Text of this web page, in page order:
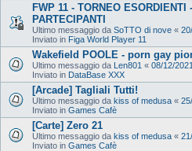
FWP 11 - TORNEO
PARTECIPANTI
Ultimo messaggio da SoTTO di nove «
Inviato in Figa World Player 11
Wakefield POOLE - porn gay
Ultimo messaggio da Len801 « 08/12/
Inviato in DataBase XXX
[Arcade] Tagliali Tutti!
Ultimo messaggio da kiss of medusa «
Inviato in Games Cafè
[Carte] Zero 21
Ultimo messaggio da kiss of medusa «
Inviato in Games Cafè